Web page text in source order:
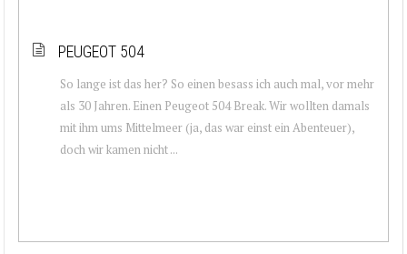
PEUGEOT 504
So lange ist das her? So einen besass ich auch mal, vor mehr
als 30 Jahren. Einen Peugeot 504 Break. Wir wollten damals
mit ihm ums Mittelmeer (ja, das war einst ein Abenteuer),
doch wir kamen nicht ...